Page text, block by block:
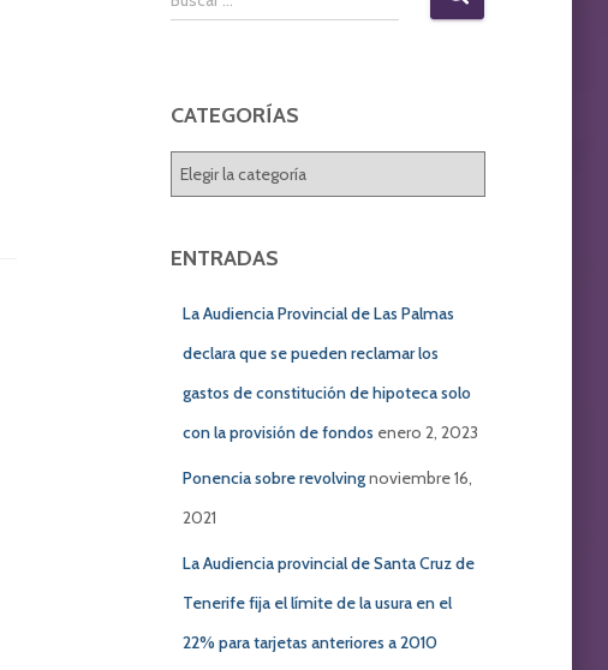
u
r
:
CATEGORÍAS
G
ENTRADAS
La Audiencia Provincial de Las Palmas
declara que se pueden reclamar los
gastos de constitución de hipoteca solo
con la provisión de fondos enero 2, 2023
Ponencia sobre revolvingnoviembre 16,
2021
La Audiencia provincial de Santa Cruz de
Tenerife fija el límite de la usura en el
22% para tarjetas anteriores a 2010